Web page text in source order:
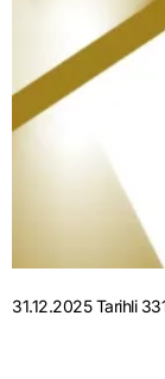
31.12.2025 Tarihli